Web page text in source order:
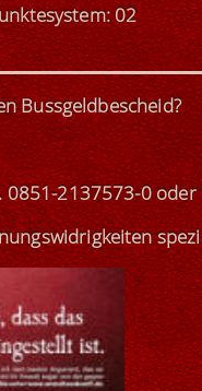
02
Bussgeldbescheid?
0851-2137573-0oder